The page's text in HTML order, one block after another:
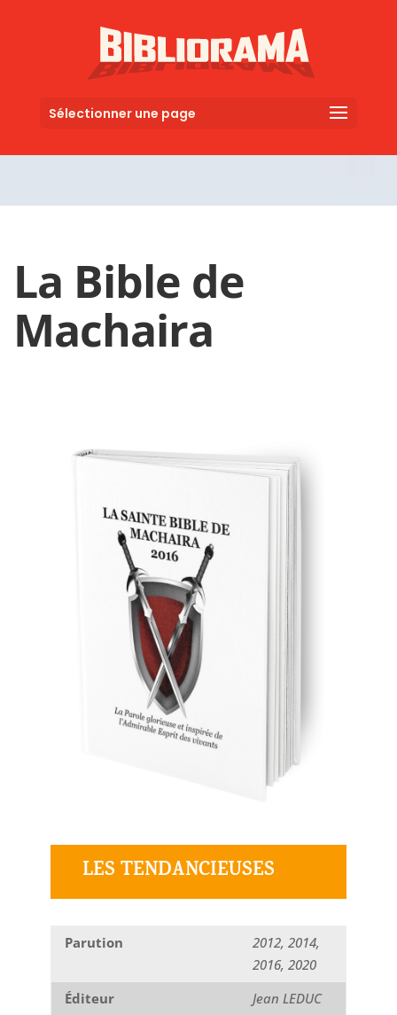
Sélectionner une page
La Bible de
Machaira
LES TENDANCIEUSES
Parution
2012, 2014,
2016, 2020
Éditeur
Jean LEDUC